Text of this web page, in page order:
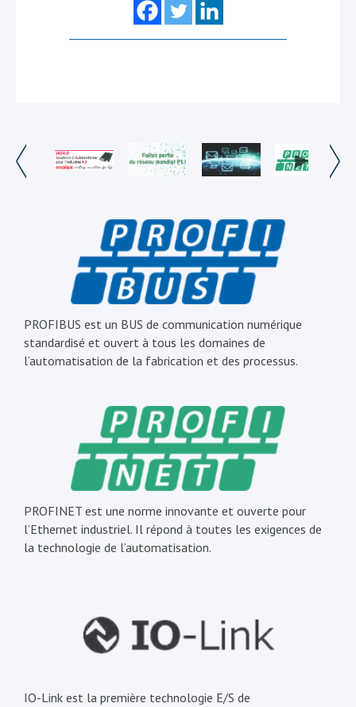
PROFIBUS est un BUS de communication numérique
standardisé et ouvert à tous les domaines de
l’automatisation de la fabrication et des processus.
PROFINET est une norme innovante et ouverte pour
l’Ethernet industriel. Il répond à toutes les exigences de
la technologie de l’automatisation.
IO-Link est la première technologie E/S de